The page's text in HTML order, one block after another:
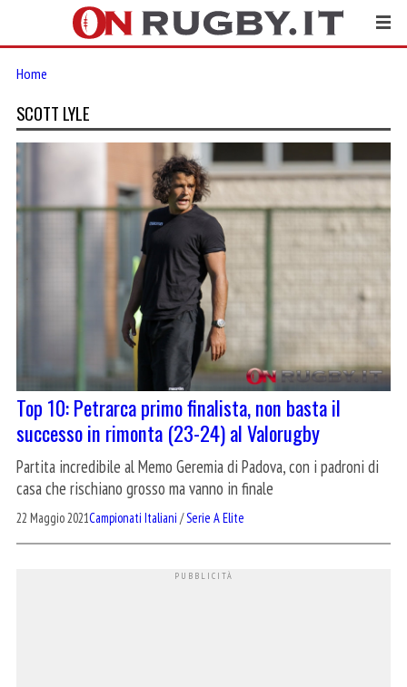
Home
SCOTT LYLE
Top 10: Petrarca primo finalista, non basta il
successo in rimonta (23-24) al Valorugby
Partita incredibile al Memo Geremia di Padova, con i padroni di
casa che rischiano grosso ma vanno in finale
22 Maggio 2021Campionati Italiani /Serie A Elite